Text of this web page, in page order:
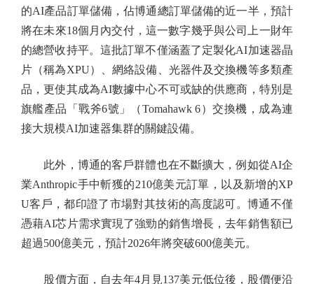
的AI產品訂單儲備，佔博通總訂單儲備的近一半，預計
將在未來18個月內交付，這一數字幾乎與公司上一財年
的總營收持平。這批訂單不僅涵蓋了定製化AI加速器晶
片（稱為XPU）、網絡設備、光器件及交換機等多類產
品，更使其成為AI數據中心不可或缺的供應商，特別是
旗艦產品「戰斧6號」（Tomahawk 6）交換機，成為連
接大規模AI加速器集群的關鍵設備。
此外，博通的客戶群體也在不斷擴大，例如從AI企
業Anthropic手中斬獲的210億美元訂單，以及新增的XP
U客戶，都印證了市場對其技術的高度認可。博通不僅
憑藉AI芯片需求實現了強勁的銷售增長，去年銷售額已
超過500億美元，預計2026年將突破600億美元。
股價方面，自去年4月見137美元低位後，股價便沿